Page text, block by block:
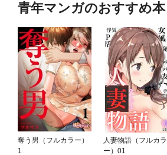
青年マンガのおすすめ本
奪う男（フルカラー）
1
人妻物語（フルカラ
ー）01